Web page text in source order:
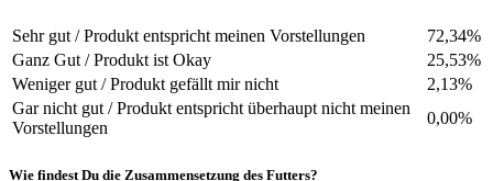
Sehr gut / Produkt entspricht meinen Vorstellungen
72,34%
Ganz Gut / Produkt ist Okay
25,53%
Weniger gut / Produkt gefällt mir nicht
2,13%
Gar nicht gut / Produkt entspricht überhaupt nicht meinen
Vorstellungen
0,00%
Wie findest Du die Zusammensetzung des Futters?